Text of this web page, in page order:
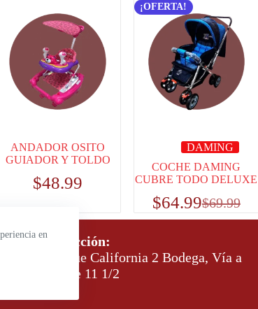
en
ANDADOR OSITO
GUIADOR Y TOLDO
$48.99
¡OFERTA!
DAMING
COCHE DAMING
CUBRE TODO DELUXE
$69.99
$64.99
Dirección:
Parque California 2 Bodega, Vía a
Daule 11 1/2